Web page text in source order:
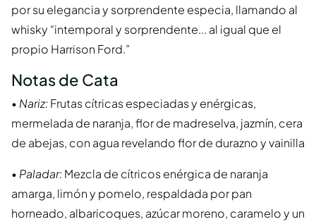
por su elegancia y sorprendente especia, llamando al
whisky “intemporal y sorprendente... al igual que el
propio Harrison Ford.”
Notas de Cata
• Nariz:Frutas cítricas especiadas y enérgicas,
mermelada de naranja, flor de madreselva, jazmín, cera
de abejas, con agua revelando flor de durazno y vainilla
• Paladar:Mezcla de cítricos enérgica de naranja
amarga, limón y pomelo, respaldada por pan
horneado, albaricoques, azúcar moreno, caramelo y un